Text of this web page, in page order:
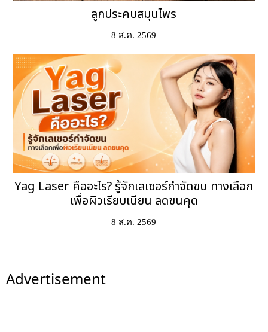
ลูกประคบสมุนไพร
8 ส.ค. 2569
Yag Laser คืออะไร? รู้จักเลเซอร์กำจัดขน ทางเลือก
เพื่อผิวเรียบเนียน ลดขนคุด
8 ส.ค. 2569
Advertisement